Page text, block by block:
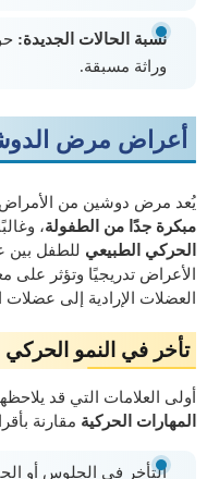
نسبة الحالات الجديدة:
وراثة مسبقة.
أعراض مرض
يُعد مرض دوشين من الأمراض
مبكرة جدًا من الطفولة،
الحركي الطبيعي للطفل بين
الأعراض تدريجيًا وتؤثر
العضلات الإرادية إلى
تأخر في النمو الحركي
أولى العلامات التي قد
المهارات الحركية مقارنة
التأخر في الجلوس أو